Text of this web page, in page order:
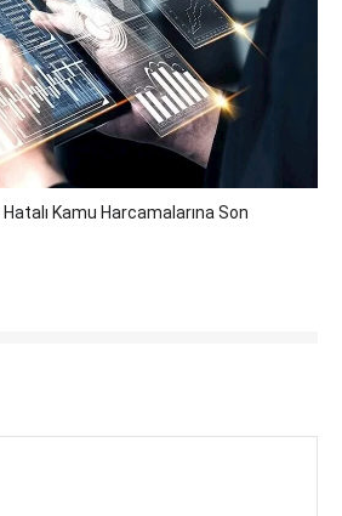
Kamu Harcamalarına Son